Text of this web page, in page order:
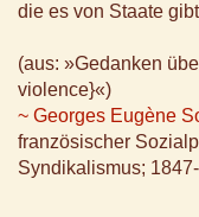
die es von Staate
(aus: »Gedanken
violence}«)
~ Georges Eugène
französischer
Syndikalismus;